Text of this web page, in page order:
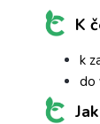
K
k
do